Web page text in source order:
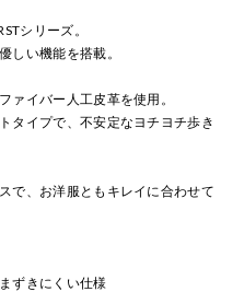
シリーズ。
しい機能を搭載。
ァイバー人工皮革を使用。
タイプで、不安定なヨチヨチ歩き
で、お洋服ともキレイに合わせて
ずきにくい仕様